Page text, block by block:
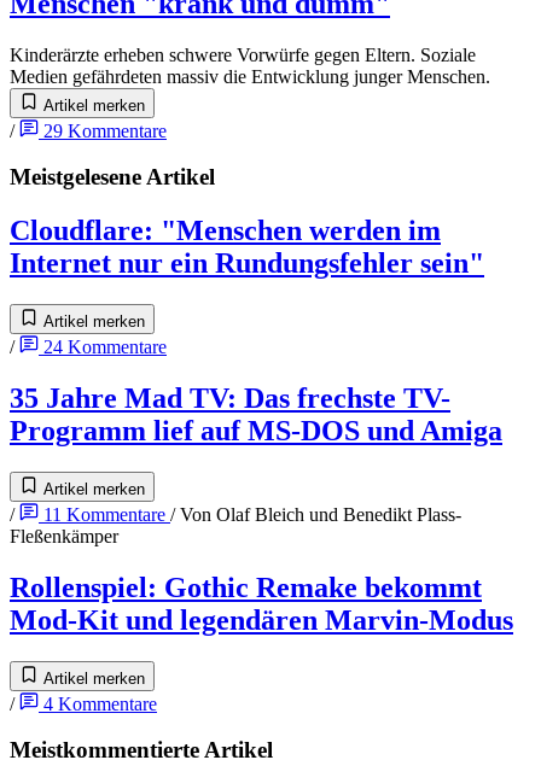
Kinderärzte erheben schwere Vorwürfe gegen Eltern. Soziale
Medien gefährdeten massiv die Entwicklung junger Menschen.
Artikel merken
/ 29 Kommentare
Meistgelesene Artikel
Cloudflare: "Menschen werden im
Internet nur ein Rundungsfehler sein"
Artikel merken
/ 24 Kommentare
35 Jahre Mad TV: Das frechste TV-
Programm lief auf MS-DOS und Amiga
Artikel merken
/ 11 Kommentare / Von Olaf Bleich und Benedikt Plass-
Fleßenkämper
Rollenspiel: Gothic Remake bekommt
Mod-Kit und legendären Marvin-Modus
Artikel merken
/ 4 Kommentare
Meistkommentierte Artikel